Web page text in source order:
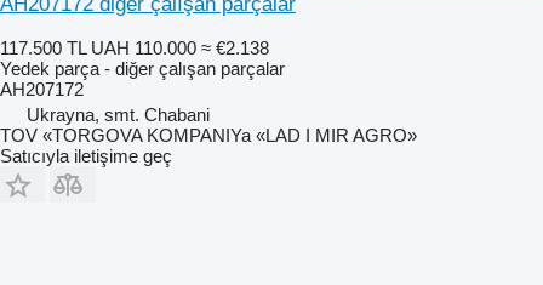
117.500 TL UAH 110.000 ≈ €2.138
Yedek parça - diğer çalışan parçalar
AH207172
Ukrayna, smt. Chabani
TOV «TORGOVA KOMPANIYa «LAD I MIR AGRO»
Satıcıyla iletişime geç